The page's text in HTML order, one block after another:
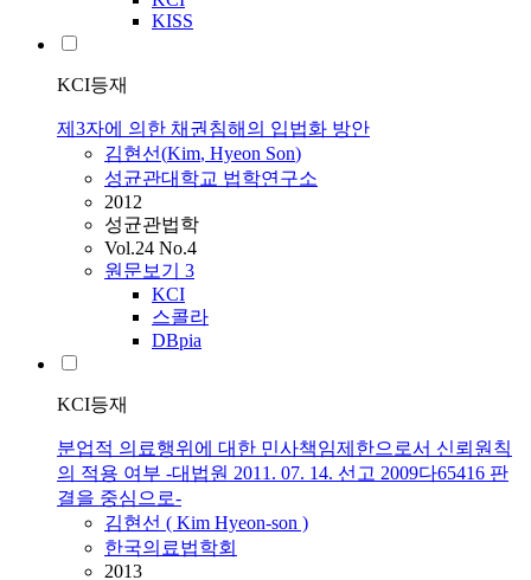
KISS
KCI등재
제3자에 의한 채권침해의 입법화 방안
김현선(Kim, Hyeon Son)
성균관대학교 법학연구소
2012
성균관법학
Vol.24 No.4
원문보기 3
KCI
스콜라
DBpia
KCI등재
분업적 의료행위에 대한 민사책임제한으로서 신뢰원칙
의 적용 여부 -대법원 2011. 07. 14. 선고 2009다65416 판
결을 중심으로-
김현선 ( Kim Hyeon-son )
한국의료법학회
2013